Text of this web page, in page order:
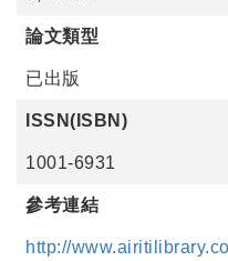
論文類型
已出版
ISSN(ISBN)
1001-6931
參考連結
http://